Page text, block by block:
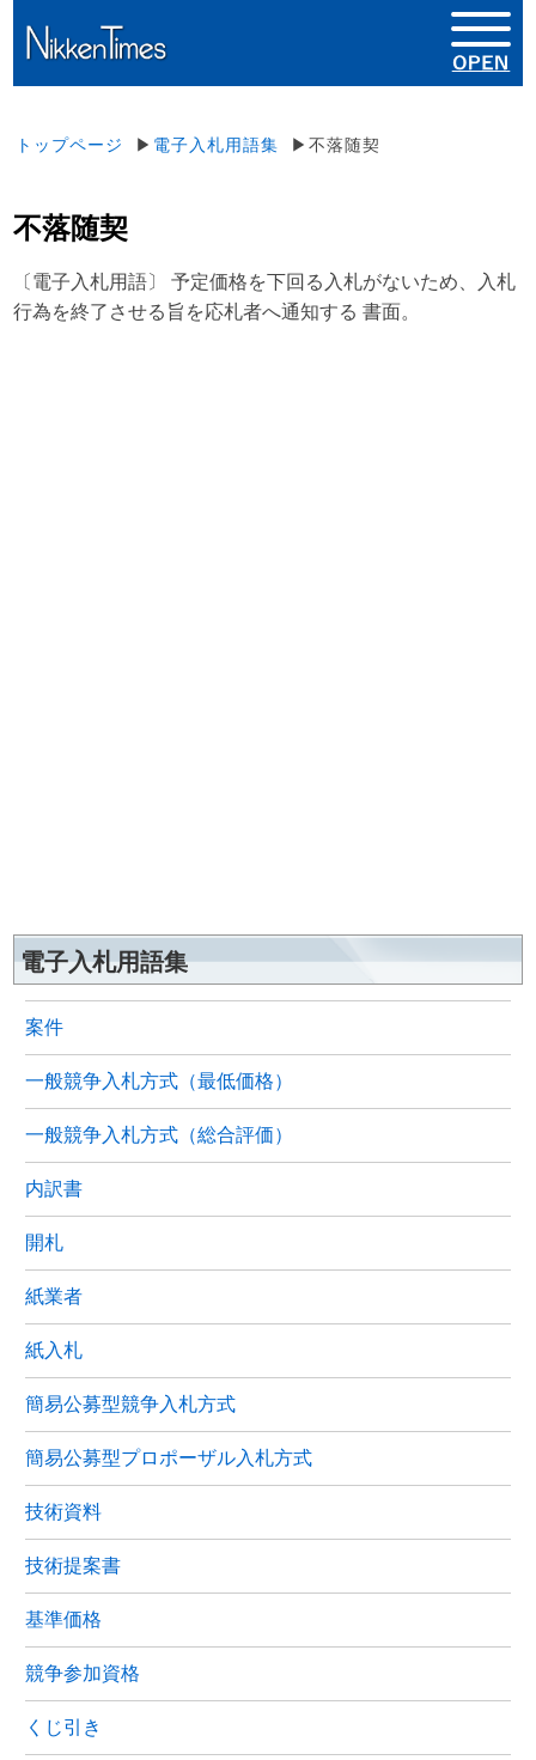
トップページ ▶ 電子入札用語集 ▶不落随契
不落随契
〔電子入札用語〕 予定価格を下回る入札がないため、入札
行為を終了させる旨を応札者へ通知する 書面。
電子入札用語集
案件
一般競争入札方式（最低価格）
一般競争入札方式（総合評価）
内訳書
開札
紙業者
紙入札
簡易公募型競争入札方式
簡易公募型プロポーザル入札方式
技術資料
技術提案書
基準価格
競争参加資格
くじ引き